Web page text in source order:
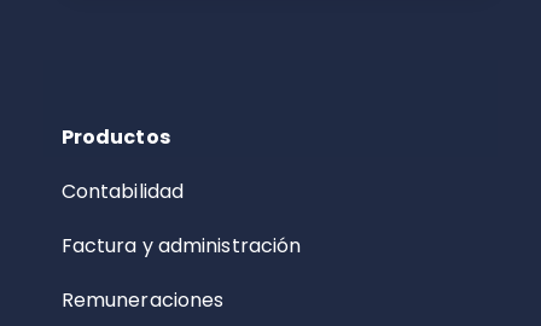
Productos
Contabilidad
Factura y administración
Remuneraciones